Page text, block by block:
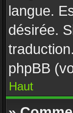
langue.
désirée.
phpBB
Haut